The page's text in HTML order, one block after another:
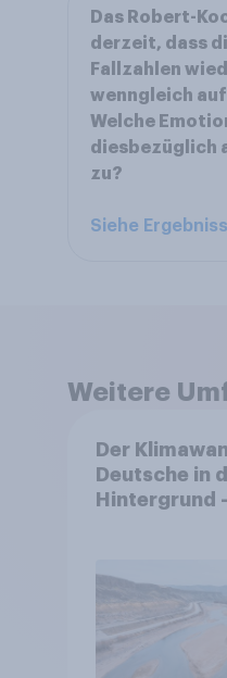
Das Robert-
derzeit, dass
Fallzahlen
wenngleich
Welche
diesbezüglich
zu?
Siehe
Weitere
Der
Deutsche in
Hintergrund